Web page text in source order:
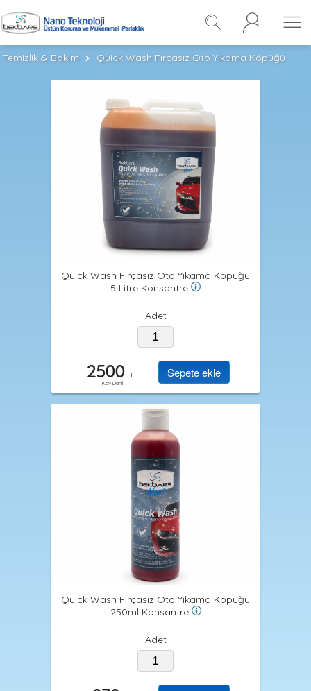
Temizlik & Bakım Quick Wash Fırçasız Oto Yıkama Köpüğü
Quick Wash Fırçasız Oto Yıkama Köpüğü
5 Litre Konsantre
Adet
2500 TL
Kdv Dahil
Quick Wash Fırçasız Oto Yıkama Köpüğü
250ml Konsantre
Adet